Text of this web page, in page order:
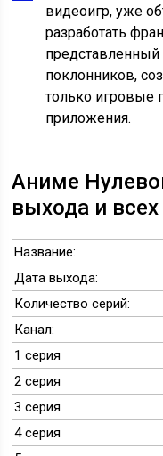
видеоигр, уже
разработать
поклонников,
только игровые
приложения.
Аниме
выхода и всех
Название:
Дата выхода:
Количество серий:
Канал:
1 серия
2 серия
3 серия
4 серия